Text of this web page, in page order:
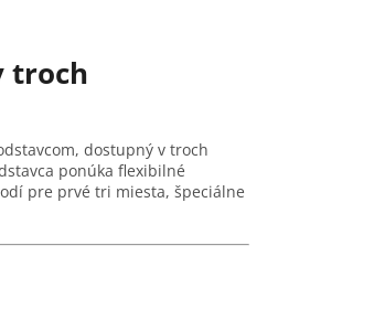
troch
dostupný v troch
ponúka flexibilné
pre prvé tri miesta, špeciálne